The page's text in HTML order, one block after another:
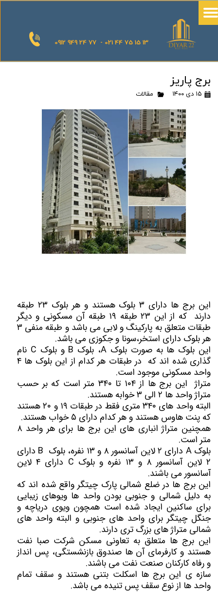
0912 949 24 77 - 021 44 75 15 13
برج پاریز
۱۵ دی ۱۴۰۰ مقالات
این برج ها دارای ۳ بلوک هستند و هر بلوک ۲۳ طبقه
دارند که از این ۲۳ طبقه ۱۹ طبقه آن مسکونی و دیگر
طبقات متعلق به پارکینگ و لابی می باشد و طبقه منفی ۳
هر بلوک دارای استخر،سونا و جکوزی می باشد.
این بلوک ها به صورت بلوک A، بلوک B و بلوک C نام
گذاری شده اند که در طبقات هر کدام از این بلوک ها ۴
واحد مسکونی موجود است.
متراژ این برج ها از ۱۰۴ تا ۳۴۰ متر است که بر حسب
متراژ واحد ها ۲ الی ۳ خوابه هستند.
البته واحد های ۳۴۰ متری فقط در طبقات ۱۹ و ۲۰ هستند
که پنت هاوس هستند و هر کدام دارای ۵ خواب هستند.
همچنین متراژ انباری های این برج ها برای هر واحد ۸
متر است.
بلوک A دارای ۲ لاین آسانسور ۸ و ۱۳ نفره، بلوک B دارای
۲ لاین آسانسور ۸ و ۱۳ نفره و بلوک C دارای ۴ لاین
آسانسور می باشند.
این برج ها در ضلع شمالی پارک چیتگر واقع شده اند که
به دلیل شمالی و جنوبی بودن واحد ها ویوهای زیبایی
برای ساکنین ایجاد شده است همچون ویوی دریاچه و
جنگل چیتگر برای واحد های جنوبی و البته واحد های
شمالی متراژ های بزرگ تری دارند.
این برج ها متعلق به تعاونی مسکن شرکت صبا نفت
هستند و کارفرمای آن ها صندوق بازنشستگی، پس انداز
و رفاه کارکنان صنعت نفت می باشند.
سازه ی این برج ها اسکلت بتنی هستند و سقف تمام
واحد ها از نوع سقف پس تنیده می باشد.